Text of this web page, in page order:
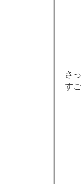
さ
す